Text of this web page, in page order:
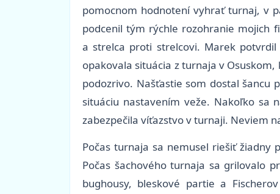
pomocnom hodnotení vyhrať turnaj, v
podcenil tým rýchle rozohranie mojich
a strelca proti strelcovi. Marek
opakovala situácia z turnaja v
podozrivo. Našťastie som dostal šancu
situáciu nastavením veže. Nakoľko sa
zabezpečila víťazstvo v turnaji. Neviem
Počas turnaja sa nemusel riešiť
Počas šachového turnaja sa grilovalo
bughousy, bleskové partie a